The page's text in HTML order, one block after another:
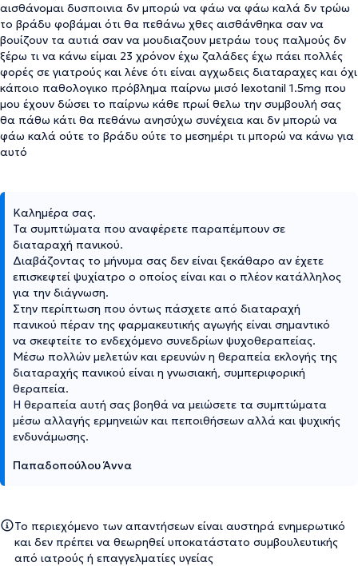
αισθάνομαι δυσποινια δν μπορώ να φάω να φάω καλά δν τρώω
το βράδυ φοβάμαι ότι θα πεθάνω χθες αισθάνθηκα σαν να
βουίζουν τα αυτιά σαν να μουδιαζουν μετράω τους παλμούς δν
ξέρω τι να κάνω είμαι 23 χρόνον έχω ζαλάδες έχω πάει πολλές
φορές σε γιατρούς και λένε ότι είναι αγχωδεις διαταραχες και όχι
κάποιο παθολογικο πρόβλημα παίρνω μισό lexotanil 1.5mg που
μου έχουν δώσει το παίρνω κάθε πρωί θελω την συμβουλή σας
θα πάθω κάτι θα πεθάνω ανησύχω συνέχεια και δν μπορώ να
φάω καλά ούτε το βράδυ ούτε το μεσημέρι τι μπορώ να κάνω για
αυτό
Καλημέρα σας.
Τα συμπτώματα που αναφέρετε παραπέμπουν σε
διαταραχή πανικού.
Διαβάζοντας το μήνυμα σας δεν είναι ξεκάθαρο αν έχετε
επισκεφτεί ψυχίατρο ο οποίος είναι και ο πλέον κατάλληλος
για την διάγνωση.
Στην περίπτωση που όντως πάσχετε από διαταραχή
πανικού πέραν της φαρμακευτικής αγωγής είναι σημαντικό
να σκεφτείτε το ενδεχόμενο συνεδρίων ψυχοθεραπείας.
Μέσω πολλών μελετών και ερευνών η θεραπεία εκλογής της
διαταραχής πανικού είναι η γνωσιακή, συμπεριφορική
θεραπεία.
Η θεραπεία αυτή σας βοηθά να μειώσετε τα συμπτώματα
μέσω αλλαγής ερμηνειών και πεποιθήσεων αλλά και ψυχικής
ενδυνάμωσης.
Παπαδοπούλου Άννα
Το περιεχόμενο των απαντήσεων είναι αυστηρά ενημερωτικό
και δεν πρέπει να θεωρηθεί υποκατάστατο συμβουλευτικής
από ιατρούς ή επαγγελματίες υγείας